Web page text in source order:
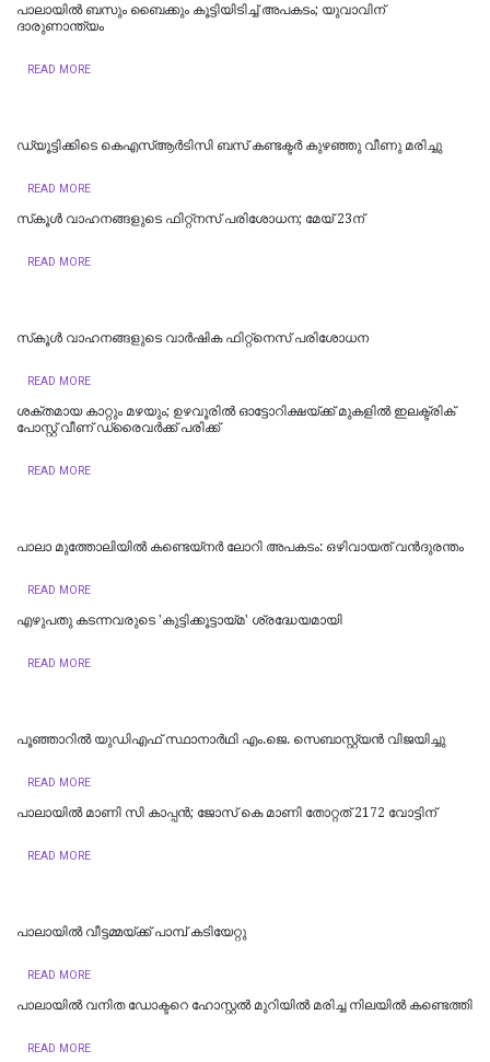
പാലായില്‍ ബസും ബൈക്കും കൂട്ടിയിടിച്ച് അപകടം; യുവാവിന്
ദാരുണാന്ത്യം
READ MORE
ഡ്യൂട്ടിക്കിടെ കെഎസ്ആര്‍ടിസി ബസ് കണ്ടക്ടര്‍ കുഴഞ്ഞു വീണു മരിച്ചു
READ MORE
സ്‌കൂള്‍ വാഹനങ്ങളുടെ ഫിറ്റ്‌നസ് പരിശോധന; മേയ് 23ന്
READ MORE
സ്‌കൂൾ വാഹനങ്ങളുടെ വാർഷിക ഫിറ്റ്‌നെസ് പരിശോധന
READ MORE
ശക്തമായ കാറ്റും മഴയും; ഉഴവൂരിൽ ഓട്ടോറിക്ഷയ്ക്ക് മുകളിൽ ഇലക്ട്രിക്
പോസ്റ്റ് വീണ് ഡ്രൈവർക്ക് പരിക്ക്
READ MORE
പാലാ മുത്തോലിയിൽ കണ്ടെയ്‌നർ ലോറി അപകടം: ഒഴിവായത് വന്‍ദുരന്തം
READ MORE
എഴുപതു കടന്നവരുടെ 'കുട്ടിക്കൂട്ടായ്മ' ശ്രദ്ധേയമായി
READ MORE
പൂഞ്ഞാറിൽ യുഡിഎഫ് സ്ഥാനാർഥി എം.ജെ. സെബാസ്റ്റ്യൻ വിജയിച്ചു
READ MORE
പാലായിൽ മാണി സി കാപ്പൻ; ജോസ് കെ മാണി തോറ്റത് 2172 വോട്ടിന്
READ MORE
പാലായിൽ വീട്ടമ്മയ്ക്ക് പാമ്പ് കടിയേറ്റു
READ MORE
പാലായിൽ വനിത ഡോക്ടറെ ഹോസ്റ്റൽ മുറിയിൽ മരിച്ച നിലയിൽ കണ്ടെത്തി
READ MORE